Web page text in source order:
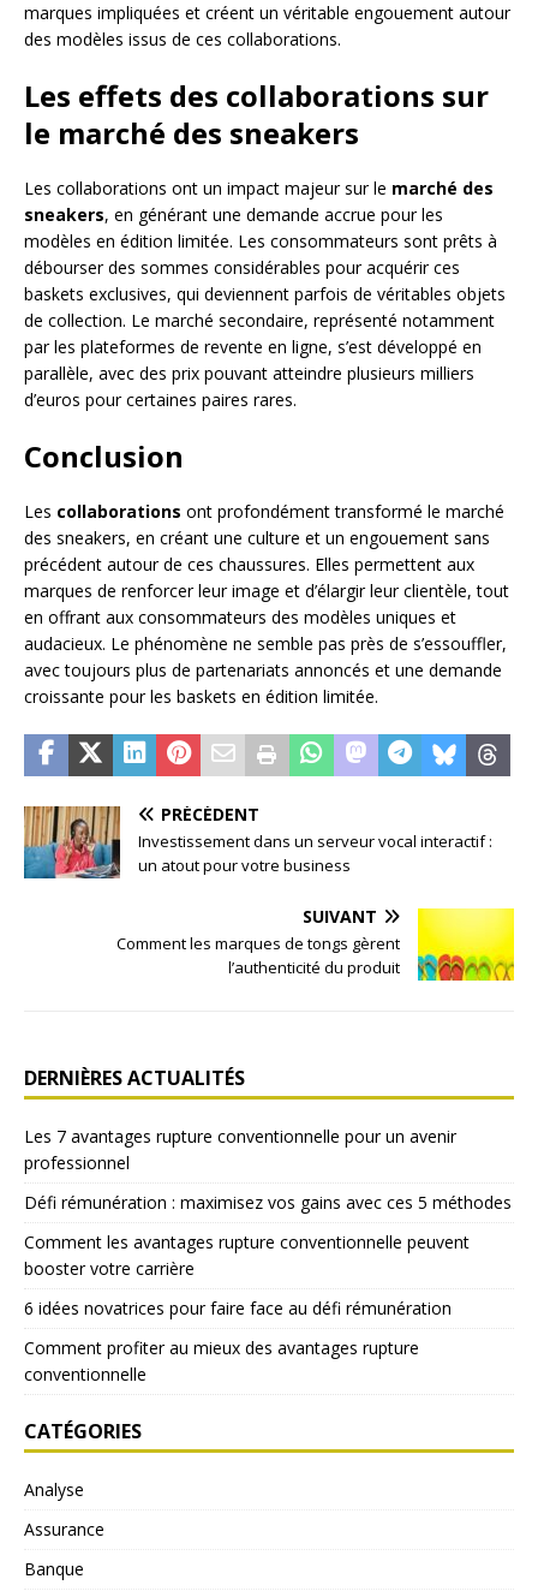
marques impliquées et créent un véritable engouement autour
des modèles issus de ces collaborations.
Les effets des collaborations sur
le marché des sneakers
Les collaborations ont un impact majeur sur le marché des
sneakers, en générant une demande accrue pour les
modèles en édition limitée. Les consommateurs sont prêts à
débourser des sommes considérables pour acquérir ces
baskets exclusives, qui deviennent parfois de véritables objets
de collection. Le marché secondaire, représenté notamment
par les plateformes de revente en ligne, s’est développé en
parallèle, avec des prix pouvant atteindre plusieurs milliers
d’euros pour certaines paires rares.
Conclusion
Les collaborations ont profondément transformé le marché
des sneakers, en créant une culture et un engouement sans
précédent autour de ces chaussures. Elles permettent aux
marques de renforcer leur image et d’élargir leur clientèle, tout
en offrant aux consommateurs des modèles uniques et
audacieux. Le phénomène ne semble pas près de s’essouffler,
avec toujours plus de partenariats annoncés et une demande
croissante pour les baskets en édition limitée.
PRÉCÉDENT
Investissement dans un serveur vocal interactif :
un atout pour votre business
SUIVANT
Comment les marques de tongs gèrent
l’authenticité du produit
DERNIÈRES ACTUALITÉS
Les 7 avantages rupture conventionnelle pour un avenir
professionnel
Défi rémunération : maximisez vos gains avec ces 5 méthodes
Comment les avantages rupture conventionnelle peuvent
booster votre carrière
6 idées novatrices pour faire face au défi rémunération
Comment profiter au mieux des avantages rupture
conventionnelle
CATÉGORIES
Analyse
Assurance
Banque